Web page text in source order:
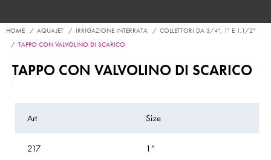
HOME AQUAJET IRRIGAZIONE INTERRATA
COLLETTORI DA 3/4", 1" E 1.1/2"
TAPPO CON VALVOLINO DI SCARICO
TAPPO CON VALVOLINO DI SCARICO
Art Size
217 1″